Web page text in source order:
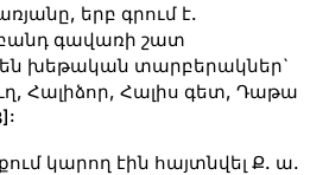
երբ գրում է.
գավառի շատ
խեթական տարբերակներ`
Հալիձոր, Հալիս գետ, Դաթա
:
կարող էին հայտնվել Ք. ա.